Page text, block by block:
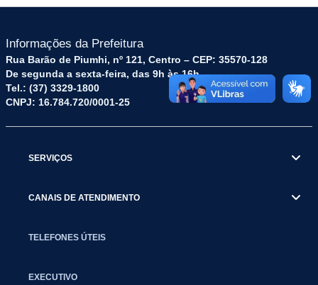
Informações da Prefeitura
Rua Barão de Piumhi, nº 121, Centro – CEP: 35570-128
De segunda a sexta-feira, das 9h às 16h
Tel.: (37) 3329-1800
CNPJ: 16.784.720/0001-25
SERVIÇOS
CANAIS DE ATENDIMENTO
TELEFONES ÚTEIS
EXECUTIVO